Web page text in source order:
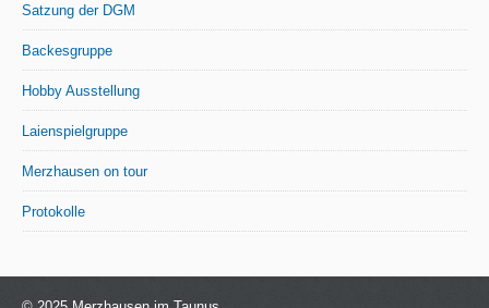
Satzung der DGM
Backesgruppe
Hobby Ausstellung
Laienspielgruppe
Merzhausen on tour
Protokolle